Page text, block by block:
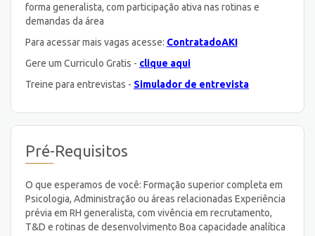
forma generalista, com participação ativa nas rotinas e
demandas da área
Para acessar mais vagas acesse: ContratadoAKI
Gere um Curriculo Gratis - clique aqui
Treine para entrevistas - Simulador de entrevista
Pré-Requisitos
O que esperamos de você: Formação superior completa em
Psicologia, Administração ou áreas relacionadas Experiência
prévia em RH generalista, com vivência em recrutamento,
T&D e rotinas de desenvolvimento Boa capacidade analítica